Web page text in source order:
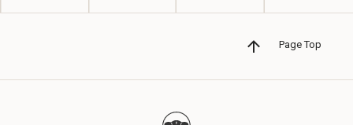
Page Top